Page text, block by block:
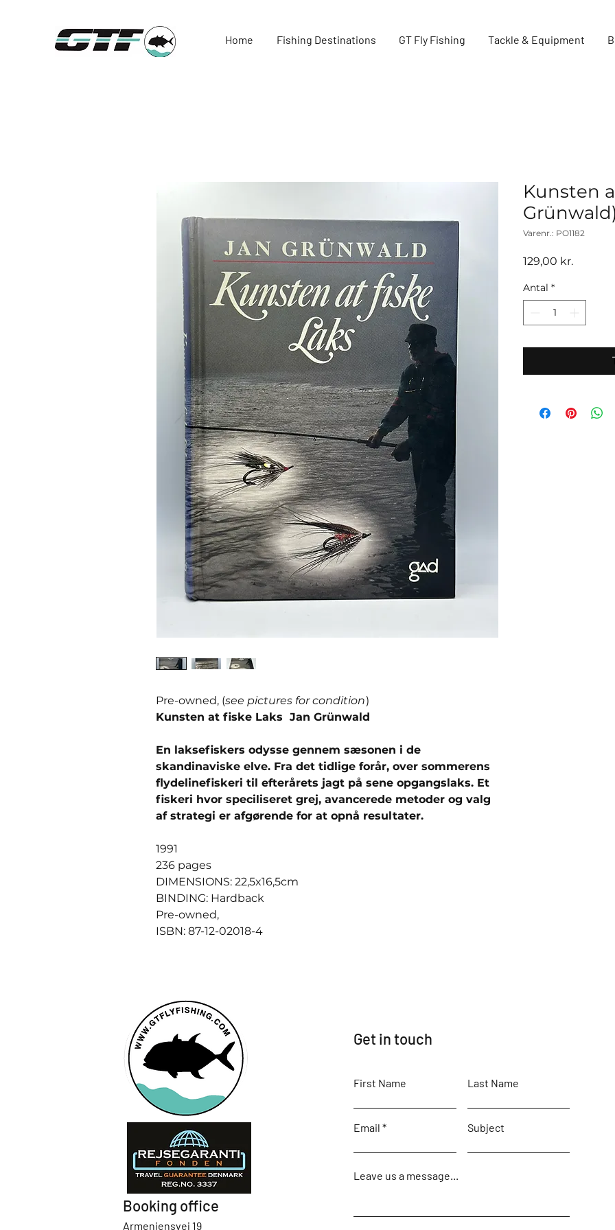
Home Fishing Destinations GT Fly Fishing Tackle & Equipment
Pre-owned, (see pictures for condition)
Kunsten at fiske Laks Jan Grünwald
En laksefiskers odysse gennem sæsonen i de
skandinaviske elve. Fra det tidlige forår, over sommerens
flydelinefiskeri til efterårets jagt på sene opgangslaks. Et
fiskeri hvor speciliseret grej, avancerede metoder og valg
af strategi er afgørende for at opnå resultater.
1991
236 pages
DIMENSIONS: 22,5x16,5cm
BINDING: Hardback
Pre-owned,
ISBN: 87-12-02018-4
Kunsten
Varenr.: PO1182
129,00 kr.Pris
Antal *
Booking office
Armeniensvej 19
Get in touch
First Name Last Name
Email Subject
Leave us a message...